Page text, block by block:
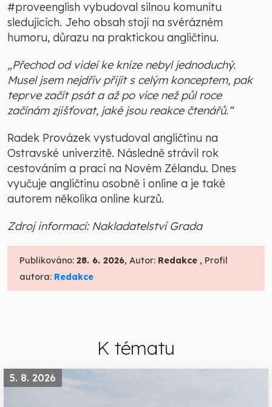
#proveenglish vybudoval silnou komunitu
sledujících. Jeho obsah stojí na svérázném
humoru, důrazu na praktickou angličtinu.
„Přechod od videí ke knize nebyl jednoduchý.
Musel jsem nejdřív přijít s celým konceptem, pak
teprve začít psát a až po více než půl roce
začínám zjišťovat, jaké jsou reakce čtenářů.“
Radek Provázek vystudoval angličtinu na
Ostravské univerzitě. Následně strávil rok
cestováním a prací na Novém Zélandu. Dnes
vyučuje angličtinu osobně i online a je také
autorem několika online kurzů.
Zdroj informací: Nakladatelství Grada
Publikováno: 28. 6. 2026, Autor: Redakce , Profil
autora: Redakce
K tématu
5. 8. 2026